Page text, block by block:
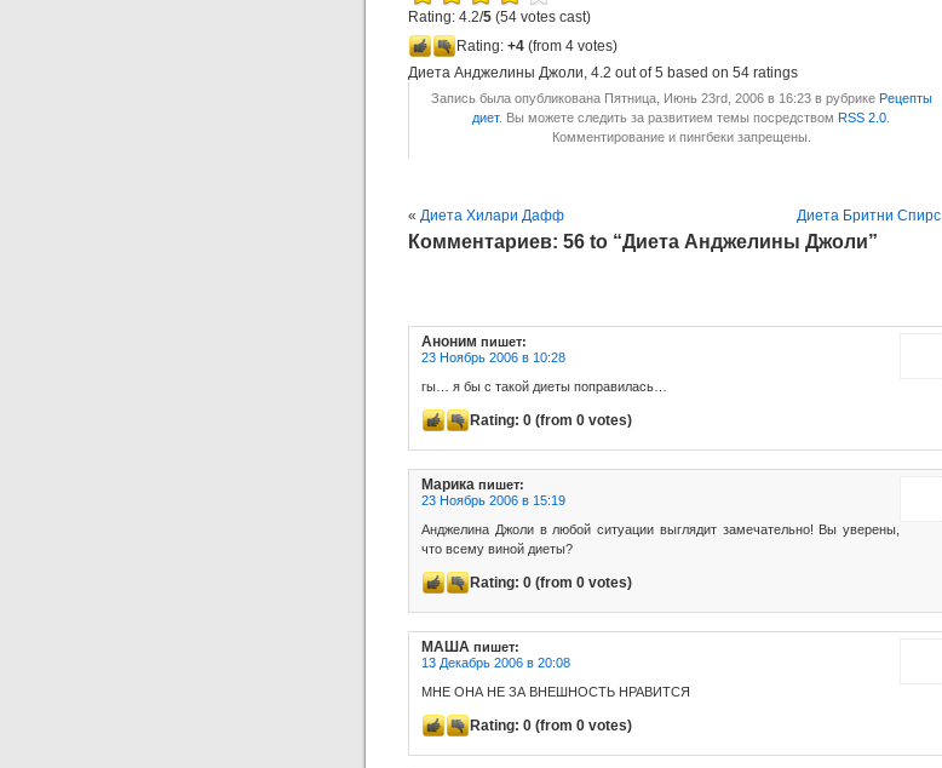
Rating: 4.2/5 (54 votes cast)
Rating: +4 (from 4 votes)
Диета Анджелины Джоли, 4.2 out of5 based on 54 ratings
Запись была опубликована Пятница, Июнь 23rd, 2006 в 16:23 в рубрике Рецепты
диет. Вы можете следить за развитием темы посредством RSS 2.0
Комментирование и пингбеки запрещены.
« Диета Хилари Дафф Диета Бритни Спирс
Комментариев: 56 to “Диета Анджелины Джоли”
Аноним пишет:
23 Ноябрь 2006 в 10:28
гы… я бы с такой диеты поправилась…
Rating: 0 (from 0 votes)
Марика пишет:
23 Ноябрь 2006 в 15:19
Анджелина Джоли в любой ситуации выглядит замечательно! Вы уверены,
что всему виной диеты?
Rating: 0 (from 0 votes)
МАША пишет:
13 Декабрь 2006 в 20:08
МНЕ ОНА НЕ ЗА ВНЕШНОСТЬ НРАВИТСЯ
Rating: 0 (from 0 votes)